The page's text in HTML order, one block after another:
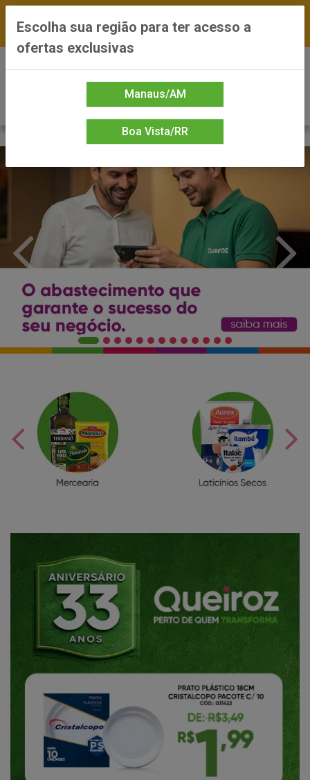
*Preços exclusivos do site — Entrega em até 24h
Escolha sua região para ter acesso a
ofertas exclusivas
Manaus/AM
Boa Vista/RR